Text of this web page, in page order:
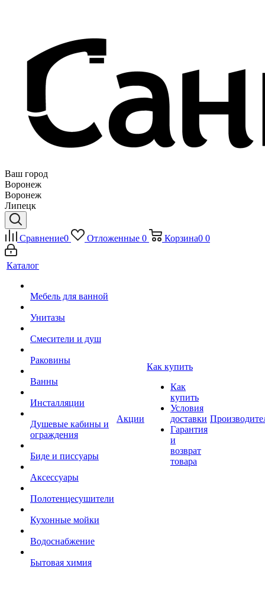
Ваш город
Воронеж
Воронеж
Липецк
Сравнение0 Отложенные 0 Корзина0 0
Каталог
Мебель для ванной
Унитазы
Смесители и душ
Раковины
Ванны
Инсталляции
Душевые кабины и
ограждения
Биде и писсуары
Аксессуары
Полотенцесушители
Кухонные мойки
Водоснабжение
Бытовая химия
Акции
Как купить
Как
купить
Условия
доставки
Гарантия
и
возврат
товара